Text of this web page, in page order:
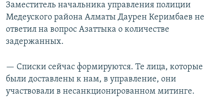
Заместитель начальника управления полиции
Медеуского района Алматы Даурен Керимбаев не
ответил на вопрос Азаттыка о количестве
задержанных.
— Списки сейчас формируются. Те лица, которые
были доставлены к нам, в управление, они
участвовали в несанкционированном митинге.